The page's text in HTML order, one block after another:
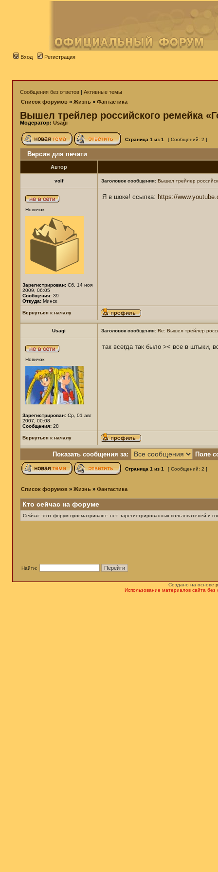
Вход Регистрация
Сообщения без ответов | Активные темы
Список форумов » Жизнь » Фантастика
Вышел трейлер российского ремейка
Модератор: Usagi
Страница 1 из 1 [ Сообщений: 2 ]
Версия для печати
Автор
volf Заголовок сообщения: Вышел трейлер
Новичок
Зарегистрирован: Сб, 14 ноя
2009, 06:05
Сообщения: 39
Откуда: Минск
Я в шоке! ссылка: https://
Вернуться к началу
Usagi Заголовок сообщения: Re: Вышел трейлер
Новичок
Зарегистрирован: Ср, 01 авг
2007, 00:08
Сообщения: 28
так всегда так было >< все в штыки,
Вернуться к началу
Показать сообщения за: Поле
Страница 1 из 1 [ Сообщений: 2 ]
Список форумов » Жизнь » Фантастика
Кто сейчас на форуме
Сейчас этот форум просматривают: нет зарегистрированных пользователей и
Найти:
Создано на основе
Использование материалов сайта